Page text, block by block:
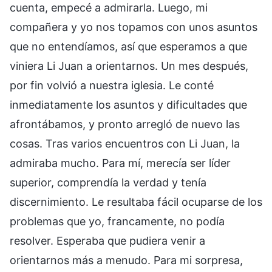
cuenta, empecé a admirarla. Luego, mi
compañera y yo nos topamos con unos asuntos
que no entendíamos, así que esperamos a que
viniera Li Juan a orientarnos. Un mes después,
por fin volvió a nuestra iglesia. Le conté
inmediatamente los asuntos y dificultades que
afrontábamos, y pronto arregló de nuevo las
cosas. Tras varios encuentros con Li Juan, la
admiraba mucho. Para mí, merecía ser líder
superior, comprendía la verdad y tenía
discernimiento. Le resultaba fácil ocuparse de los
problemas que yo, francamente, no podía
resolver. Esperaba que pudiera venir a
orientarnos más a menudo. Para mi sorpresa,